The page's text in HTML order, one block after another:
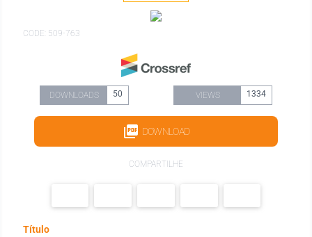
CODE: 509-763
DOWNLOADS 50 VIEWS 1334
DOWNLOAD
COMPARTILHE
Título